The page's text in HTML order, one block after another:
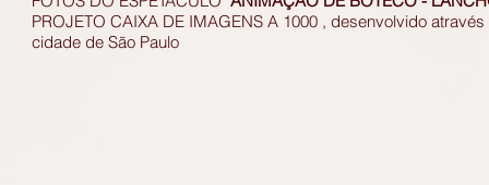
PROJETO CAIXA DE IMAGENS A 1000 , desenvolvido
cidade de São Paulo